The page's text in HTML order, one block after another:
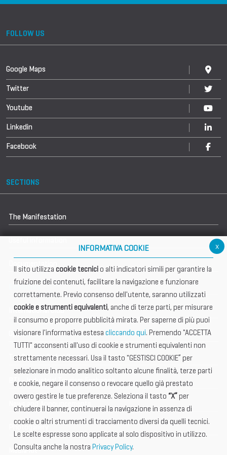
FOLLOW US
Google Maps
Twitter
Youtube
Linkedin
Facebook
SECTIONS
The Manifestation
Exhibitors
International Club
Open Hub
Tax & Legal Global Services
BTI - Industrial Tourism Exchange
News and Announcements
Photogallery
Media Kit
x
INFORMATIVA COOKIE
Il sito utilizza cookie tecnicio alti indicatori simili per garantire la
fruizione dei contenuti, facilitare la navigazione e funzionare
correttamente. Previo consenso dell'utente, saranno utilizzati
cookie e strumenti equivalenti, anche di terze parti, per misurare
il consumo e proporre pubblicità mirata. Per saperne di più puoi
visionare l'informativa estesa cliccando qui. Premendo "ACCETTA
TUTTI" acconsenti all'uso di cookie e strumenti equivalenti non
strettamente necessari. Usa il tasto "GESTISCI COOKIE” per
selezionare in modo analitico soltanto alcune finalità, terze parti
e cookie, negare il consenso o revocare quello già prestato
ovvero gestire le tue preferenze. Seleziona il tasto “X” per
chiudere il banner, continuerai la navigazione in assenza di
cookie o altri strumenti di tracciamento diversi da quelli tecnici.
Le scelte espresse sono applicate al solo dispositivo in utilizzo.
Consulta anche la nostra Privacy Policy.